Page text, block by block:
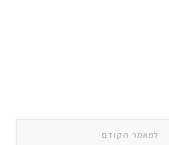
למאמר הקודם